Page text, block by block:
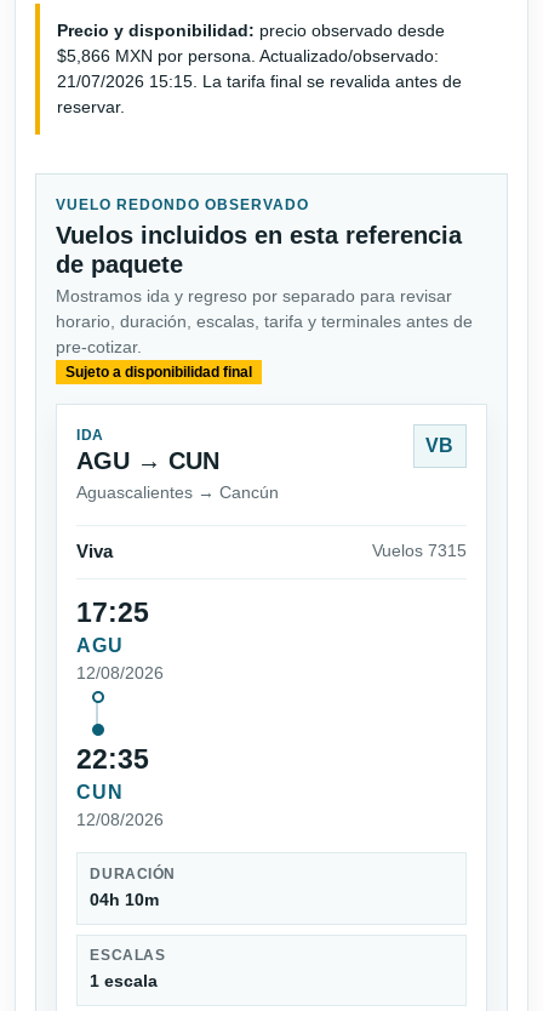
Precio y disponibilidad: precio observado desde
$5,866 MXN por persona. Actualizado/observado:
21/07/2026 15:15. La tarifa final se revalida antes de
reservar.
VUELO REDONDO OBSERVADO
Vuelos incluidos en esta referencia
de paquete
Mostramos ida y regreso por separado para revisar
horario, duración, escalas, tarifa y terminales antes de
pre-cotizar.
Sujeto a disponibilidad final
IDA
AGU → CUN
Aguascalientes → Cancún
VB
Viva Vuelos 7315
17:25
AGU
12/08/2026
22:35
CUN
12/08/2026
DURACIÓN
04h 10m
ESCALAS
1 escala